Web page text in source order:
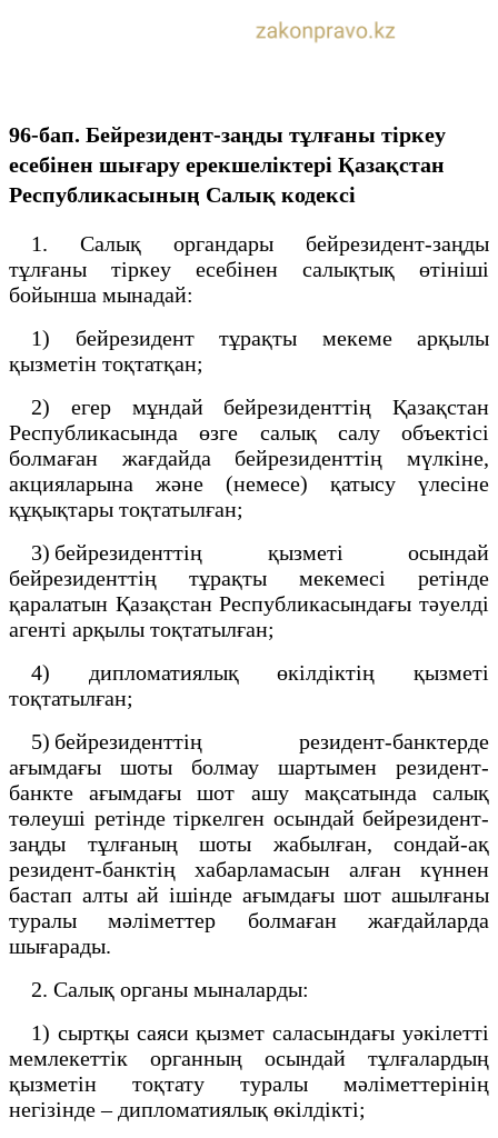
96-бап. Бейрезидент-заңды тұлғаны тіркеу
есебінен шығару ерекшеліктері Қазақстан
Республикасының Салық кодексі
1. Салық органдары бейрезидент-заңды
тұлғаны тіркеу есебінен салықтық өтініші
бойынша мынадай:
1) бейрезидент тұрақты мекеме арқылы
қызметін тоқтатқан;
2) егер мұндай бейрезиденттің Қазақстан
Республикасында өзге салық салу объектісі
болмаған жағдайда бейрезиденттің мүлкіне,
акцияларына және (немесе) қатысу үлесіне
құқықтары тоқтатылған;
3) бейрезиденттің қызметі осындай
бейрезиденттің тұрақты мекемесі ретінде
қаралатын Қазақстан Республикасындағы тәуелді
агенті арқылы тоқтатылған;
4) дипломатиялық өкілдіктің қызметі
тоқтатылған;
5) бейрезиденттің резидент-банктерде
ағымдағы шоты болмау шартымен резидент-
банкте ағымдағы шот ашу мақсатында салық
төлеуші ретінде тіркелген осындай бейрезидент-
заңды тұлғаның шоты жабылған, сондай-ақ
резидент-банктің хабарламасын алған күннен
бастап алты ай ішінде ағымдағы шот ашылғаны
туралы мәліметтер болмаған жағдайларда
шығарады.
2. Салық органы мыналарды:
1) сыртқы саяси қызмет саласындағы уәкілетті
мемлекеттік органның осындай тұлғалардың
қызметін тоқтату туралы мәліметтерінің
негізінде – дипломатиялық өкілдікті;